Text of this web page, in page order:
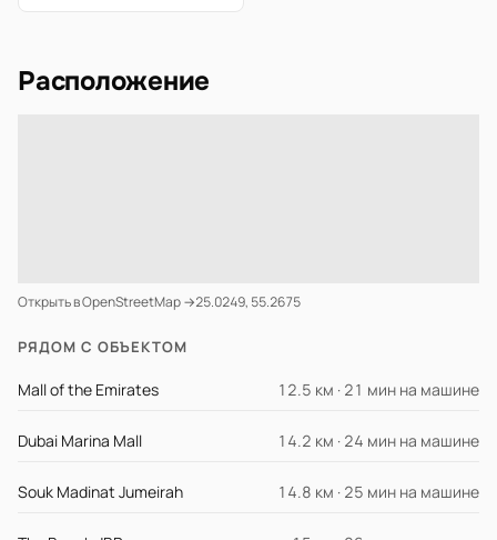
Расположение
Открыть в OpenStreetMap →25.0249, 55.2675
РЯДОМ С ОБЪЕКТОМ
Mall of the Emirates 12.5 км · 21 мин на машине
Dubai Marina Mall 14.2 км · 24 мин на машине
Souk Madinat Jumeirah 14.8 км · 25 мин на машине